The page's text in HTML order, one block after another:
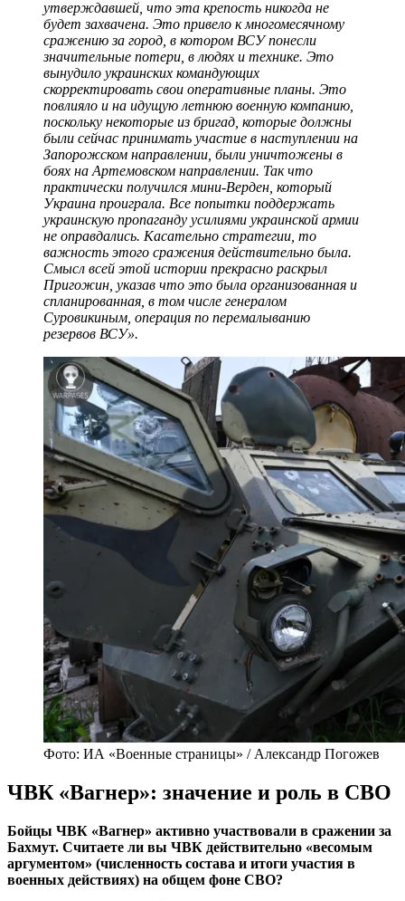
утверждавшей, что эта крепость никогда не
будет захвачена. Это привело к многомесячному
сражению за город, в котором ВСУ понесли
значительные потери, в людях и технике. Это
вынудило украинских командующих
скорректировать свои оперативные планы. Это
повлияло и на идущую летнюю военную компанию,
поскольку некоторые из бригад, которые должны
были сейчас принимать участие в наступлении на
Запорожском направлении, были уничтожены в
боях на Артемовском направлении. Так что
практически получился мини-Верден, который
Украина проиграла. Все попытки поддержать
украинскую пропаганду усилиями украинской армии
не оправдались. Касательно стратегии, то
важность этого сражения действительно была.
Смысл всей этой истории прекрасно раскрыл
Пригожин, указав что это была организованная и
спланированная, в том числе генералом
Суровикиным, операция по перемалыванию
резервов ВСУ».
Фото: ИА «Военные страницы» / Александр Погожев
ЧВК «Вагнер»: значение и роль в СВО
Бойцы ЧВК «Вагнер» активно участвовали в сражении за
Бахмут. Считаете ли вы ЧВК действительно «весомым
аргументом» (численность состава и итоги участия в
военных действиях) на общем фоне СВО?